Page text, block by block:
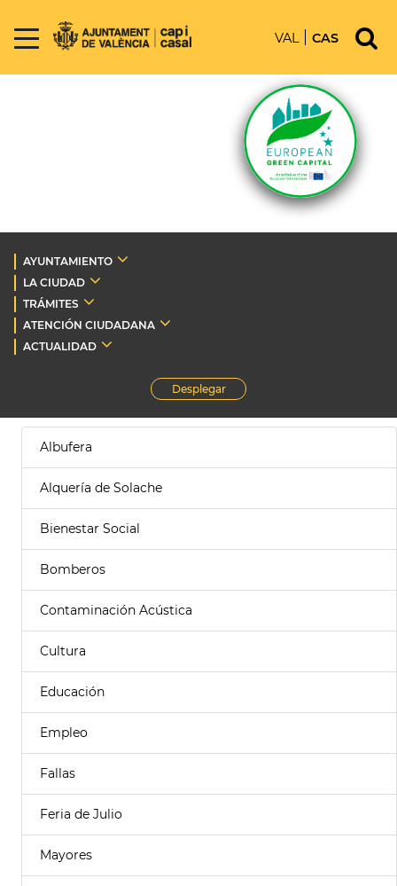
VAL CAS
AYUNTAMIENTO
LA CIUDAD
TRÁMITES
ATENCIÓN CIUDADANA
ACTUALIDAD
Desplegar
Albufera
Alquería de Solache
Bienestar Social
Bomberos
Contaminación Acústica
Cultura
Educación
Empleo
Fallas
Feria de Julio
Mayores